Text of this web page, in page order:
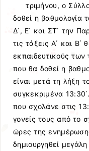
τριμήνου, ο
δοθεί η βαθμολογία
Δ΄, Ε΄ και ΣΤ΄ την
τις τάξεις Α΄ και Β΄
εκπαιδευτικούς
που θα δοθεί η
είναι μετά τη λήξη
συγκεκριμένα
που σχολάνε στις
γονείς τους από το
ώρες της
δημιουργηθεί